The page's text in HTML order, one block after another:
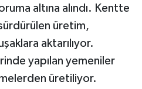
altına alındı. Kentte
üretim,
aktarılıyor.
yapılan yemeniler
üretiliyor.